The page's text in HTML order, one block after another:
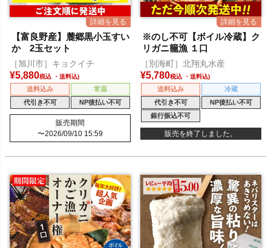
【富良野産】麓郷黒小玉すい
か 2玉セット
［旭川市］キョクイチ
¥5,880税込
送料込み
常温
代引き不可
NP後払い不可
販売期間
〜2026/09/10 15:59
※のし不可【ボイル冷蔵】ク
リガニ籠漁 １口
［別海町］北翔丸水産
¥5,780税込
送料込み
冷蔵
代引き不可
NP後払い不可
銀行振込不可
販売を終了しました。